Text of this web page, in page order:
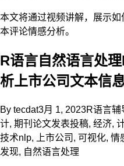
本文将通过视频讲解，展示
本评论情感分析。
R语言自然语言处
析上市公司文本信
By tecdat3月 1, 2023R语言辅
计, 期刊论文发表投稿, 经济,
技术nlp, 上市公司 , 可视化, 情
发现, 自然语言处理